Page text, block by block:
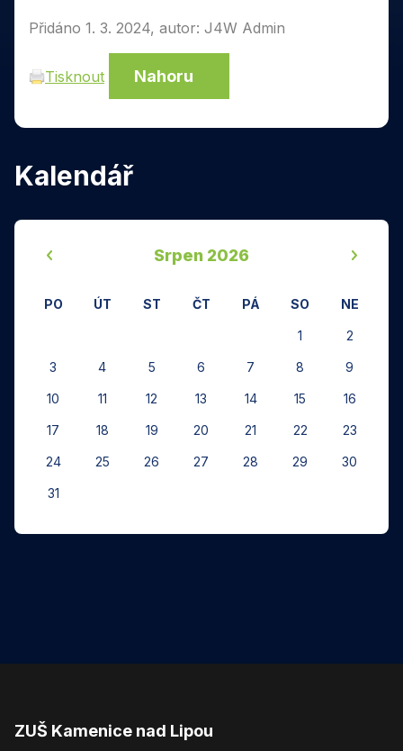
Přidáno 1. 3. 2024, autor: J4W Admin
Tisknout Nahoru
Kalendář
Srpen 2026
PO ÚT ST ČT PÁ SO NE
1 2
3 4 5 6 7 8 9
10 11 12 13 14 15 16
17 18 19 20 21 22 23
24 25 26 27 28 29 30
31
ZUŠ Kamenice nad Lipou